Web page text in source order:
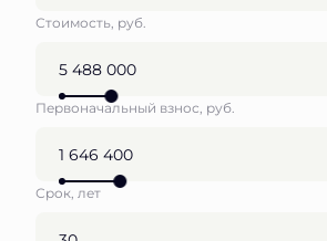
Стоимость, руб.
Первоначальный взнос, руб.
Срок, лет